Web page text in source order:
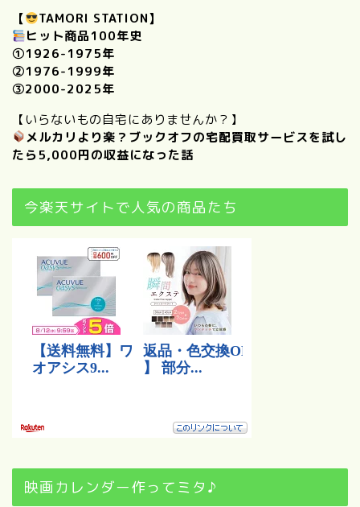
【
TAMORI STATION】
ヒット商品100年史
①1926-1975年
②1976-1999年
③2000-2025年
【いらないもの自宅にありませんか？】
メルカリより楽？ブックオフの宅配買取サービスを試し
たら5,000円の収益になった話
今楽天サイトで人気の商品たち
映画カレンダー作ってミタ♪